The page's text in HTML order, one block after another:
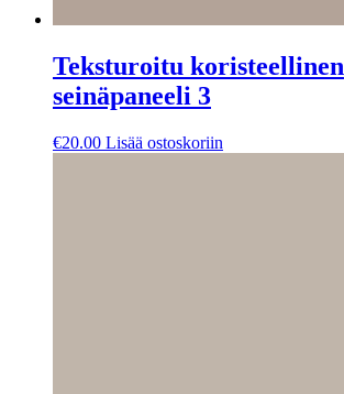
Teksturoitu koristeellinen
seinäpaneeli 3
€20.00 Lisää ostoskoriin